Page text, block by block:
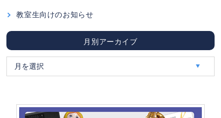
教室生向けのお知らせ
月別アーカイブ